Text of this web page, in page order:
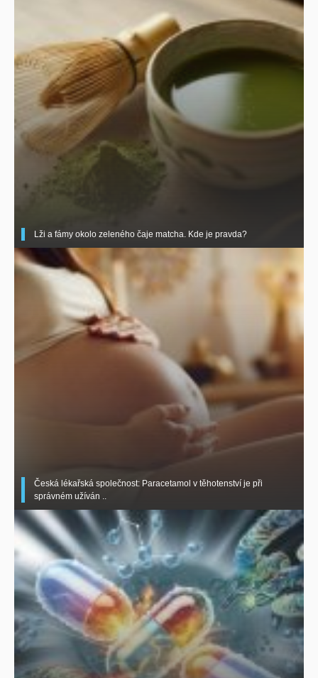
Lži a fámy okolo zeleného čaje matcha. Kde je pravda?
Česká lékařská společnost: Paracetamol v těhotenství je při
správném užíván ..